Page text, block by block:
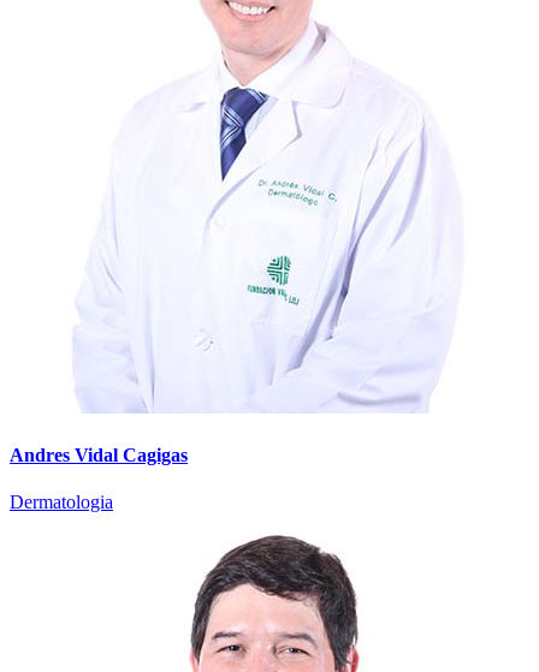
Andres Vidal Cagigas
Dermatologia